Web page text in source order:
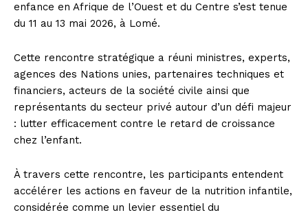
enfance en Afrique de l’Ouest et du Centre s’est tenue
du 11 au 13 mai 2026, à Lomé.
Cette rencontre stratégique a réuni ministres, experts,
agences des Nations unies, partenaires techniques et
financiers, acteurs de la société civile ainsi que
représentants du secteur privé autour d’un défi majeur
: lutter efficacement contre le retard de croissance
chez l’enfant.
À travers cette rencontre, les participants entendent
accélérer les actions en faveur de la nutrition infantile,
considérée comme un levier essentiel du